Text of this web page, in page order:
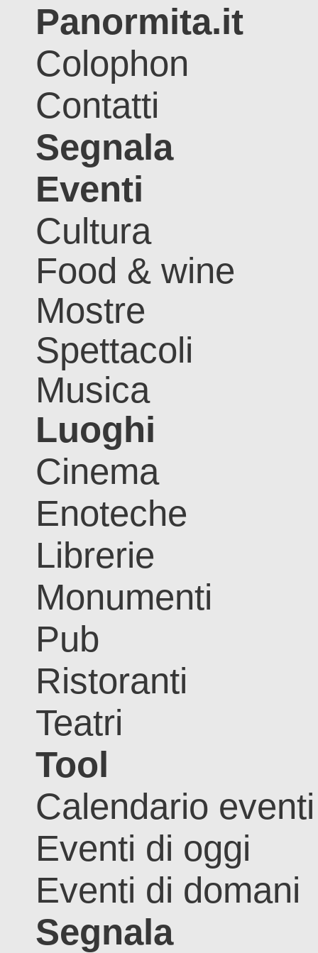
Panormita.it
Colophon
Contatti
Segnala
Eventi
Cultura
Food & wine
Mostre
Spettacoli
Musica
Luoghi
Cinema
Enoteche
Librerie
Monumenti
Pub
Ristoranti
Teatri
Tool
Calendario eventi
Eventi di oggi
Eventi di domani
Segnala